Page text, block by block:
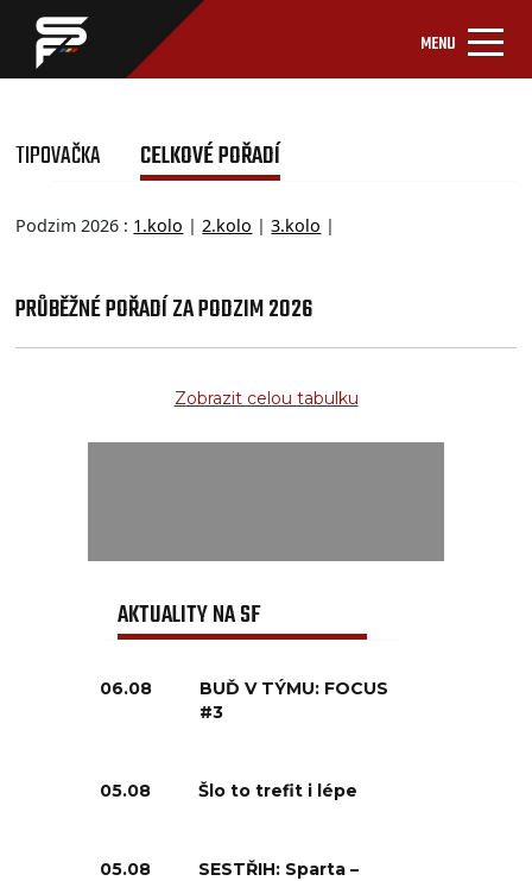
MENU
TIPOVAČKA CELKOVÉ POŘADÍ
Podzim 2026 : 1.kolo |2.kolo |3.kolo |
PRŮBĚŽNÉ POŘADÍ ZA PODZIM 2026
Zobrazit celou tabulku
AKTUALITY NA SF
06.08
BUĎ V TÝMU: FOCUS
#3
05.08 Šlo to trefit i lépe
05.08
SESTŘIH: Sparta –